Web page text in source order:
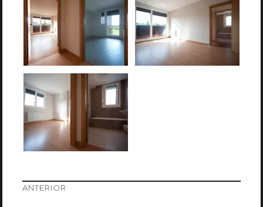
ANTERIOR